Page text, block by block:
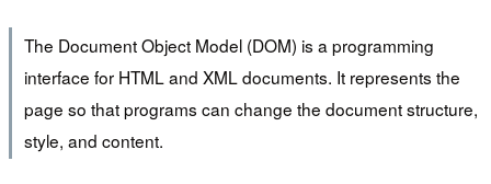
The Document Object Model (DOM) is a programming
interface for HTML and XML documents. It represents the
page so that programs can change the document structure,
style, and content.